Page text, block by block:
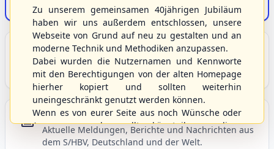
Der Onlineshop des S/HBV
Unser Sport
Grundlagen und Hintergründe zu Baseball, Softball
und Baseball5.
Berichte und Neuigkeiten
Aktuelle Meldungen, Berichte und Nachrichten aus
dem S/HBV, Deutschland und der Welt.
Zu unserem gemeinsamen 40jährigen Jubiläum
haben wir uns außerdem entschlossen, unsere
Webseite von Grund auf neu zu gestalten und an
moderne Technik und Methodiken anzupassen.
Dabei wurden die Nutzernamen und Kennworte
mit den Berechtigungen von der alten Homepage
hierher kopiert und sollten weiterhin
uneingeschränkt genutzt werden können.
Wenn es von eurer Seite aus noch Wünsche oder
Anregungen geben sollte, könnt ihr uns diese
gerne an die Verbandsadresseinfo@shbvnet.de